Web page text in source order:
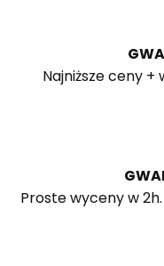
Najniższe ceny +
Proste wyceny w